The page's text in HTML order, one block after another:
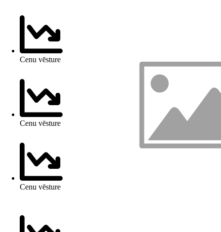
Cenu vēsture
Cenu vēsture
Cenu vēsture